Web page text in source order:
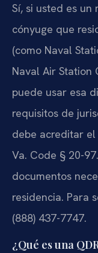
Sí, si usted es un
cónyuge que
(como Naval
Naval Air Station
puede usar esa
requisitos de
debe acreditar
Va. Code § 20-
documentos
residencia. Para
(888) 437-7747.
¿Qué es una